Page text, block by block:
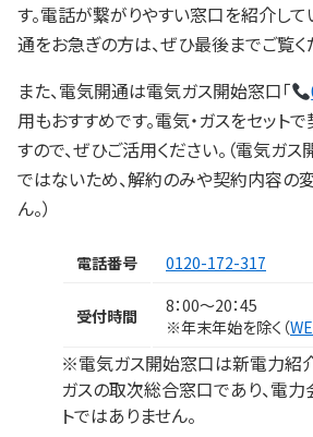
す。電話が繋がりやすい窓口を紹介して
通をお急ぎの方は、ぜひ最後までご覧く
また、電気開通は電気ガス開始窓口「
用もおすすめです。電気・ガスをセット
すので、ぜひご活用ください。（電気ガ
ではないため、解約のみや契約内容の
ん。）
電話番号 0120-172-317
受付時間
8：00～20：45
※年末年始を除く（
※電気ガス開始窓口は新電力紹
ガスの取次総合窓口であり、電
トではありません。